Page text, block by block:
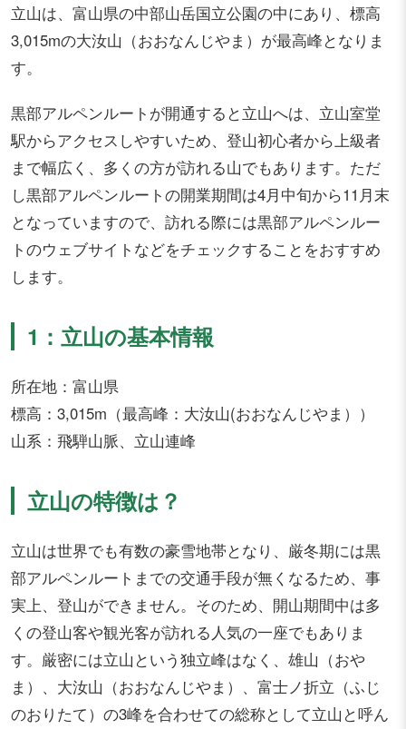
立山は、富山県の中部山岳国立公園の中にあり、標高
3,015mの大汝山（おおなんじやま）が最高峰となりま
す。
黒部アルペンルートが開通すると立山へは、立山室堂
駅からアクセスしやすいため、登山初心者から上級者
まで幅広く、多くの方が訪れる山でもあります。ただ
し黒部アルペンルートの開業期間は4月中旬から11月末
となっていますので、訪れる際には黒部アルペンルー
トのウェブサイトなどをチェックすることをおすすめ
します。
1：立山の基本情報
所在地：富山県
標高：3,015m（最高峰：大汝山(おおなんじやま））
山系：飛騨山脈、立山連峰
立山の特徴は？
立山は世界でも有数の豪雪地帯となり、厳冬期には黒
部アルペンルートまでの交通手段が無くなるため、事
実上、登山ができません。そのため、開山期間中は多
くの登山客や観光客が訪れる人気の一座でもありま
す。厳密には立山という独立峰はなく、雄山（おや
ま）、大汝山（おおなんじやま）、富士ノ折立（ふじ
のおりたて）の3峰を合わせての総称として立山と呼ん